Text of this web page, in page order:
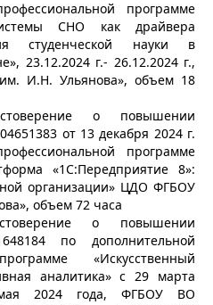
программе
СНО как драйвера
студенческой науки в
23.12.2024 г.- 26.12.2024 г.,
И.Н. Ульянова», объем 18
о повышении
от 13 декабря 2024 г.
программе
«1С:Передприятие 8»:
организации» ЦДО ФГБОУ
объем 72 часа
о повышении
по дополнительной
«Искусственный
аналитика» с 29 марта
2024 года, ФГБОУ ВО